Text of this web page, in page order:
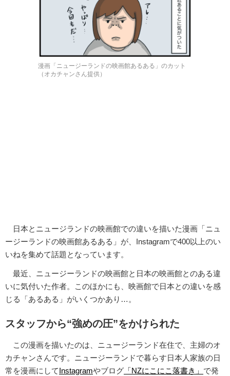
漫画「ニュージーランドの映画館あるある」のカット
（オカチャンさん提供）
日本とニュージランドの映画館での違いを描いた漫画「ニュ
ージーランドの映画館あるある」が、Instagramで400以上のい
いねを集めて話題となっています。
最近、ニュージーランドの映画館と日本の映画館とのある違
いに気付いた作者。このほかにも、映画館で日本との違いを感
じる「あるある」がいくつかあり…。
スタッフから“強めの圧”をかけられた
この漫画を描いたのは、ニュージーランド在住で、主婦のオ
カチャンさんです。ニュージーランドで暮らす日本人家族の日
常を漫画にしてInstagramやブログ 「NZにこにこ落書き」 で発